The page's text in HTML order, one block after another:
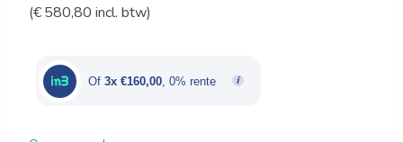
prijs
€800,00. €480,00.
(€580,80 incl. btw)
Of 3x €160,00 , 0% rente